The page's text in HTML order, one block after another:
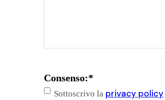
Consenso:*
Sottoscrivo la privacy policy